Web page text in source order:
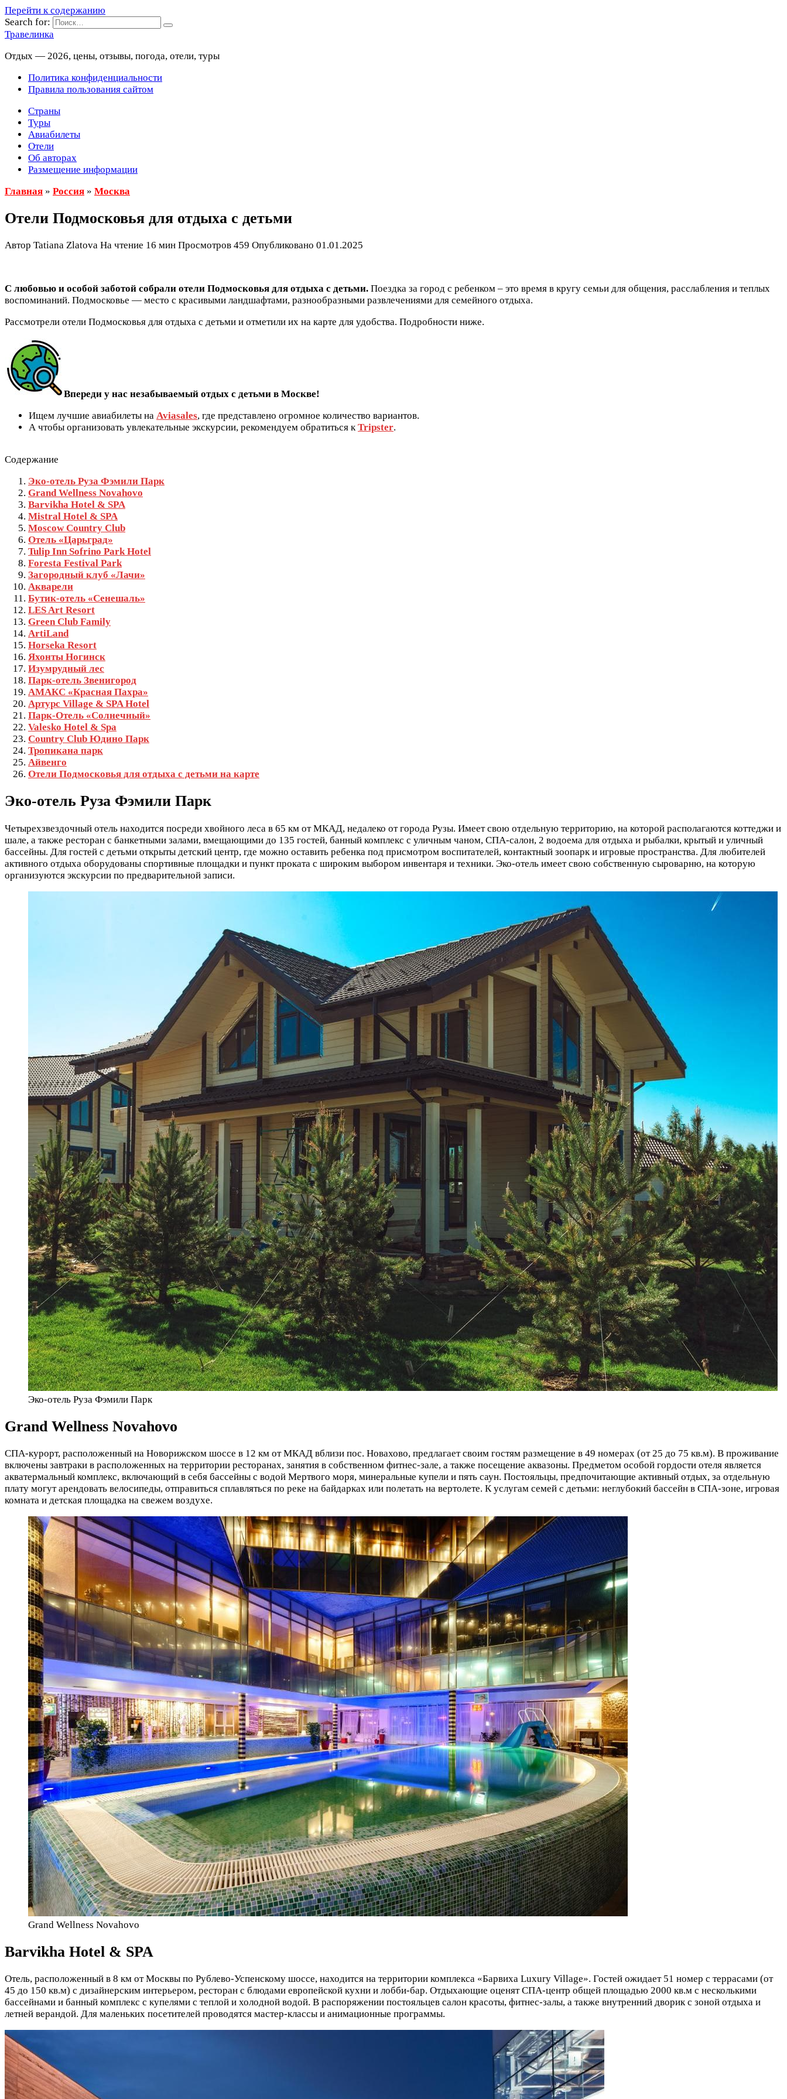
Перейти к содержанию
Search for:
Травелинка
Отдых — 2026, цены, отзывы, погода, отели, туры
Политика конфиденциальности
Правила пользования сайтом
Страны
Туры
Авиабилеты
Отели
Об авторах
Размещение информации
Главная » Россия » Москва
Отели Подмосковья для отдыха с детьми
Автор Tatiana Zlatova На чтение 16 мин Просмотров 459 Опубликовано 01.01.2025
С любовью и особой заботой собрали отели Подмосковья для отдыха с детьми. Поездка за город с ребенком – это время в кругу семьи для общения, расслабления и теплых
воспоминаний. Подмосковье — место с красивыми ландшафтами, разнообразными развлечениями для семейного отдыха.
Рассмотрели отели Подмосковья для отдыха с детьми и отметили их на карте для удобства. Подробности ниже.
Впереди у нас незабываемый отдых с детьми в Москве!
Ищем лучшие авиабилеты на Aviasales, где представлено огромное количество вариантов.
А чтобы организовать увлекательные экскурсии, рекомендуем обратиться кTripster.
Содержание
Эко-отель Руза Фэмили Парк
Grand Wellness Novahovo
Barvikha Hotel & SPA
Mistral Hotel & SPA
Moscow Country Club
Отель «Царьград»
Tulip Inn Sofrino Park Hotel
Foresta Festival Park
Загородный клуб «Лачи»
Акварели
Бутик-отель «Сенешаль»
LES Art Resort
Green Club Family
ArtiLand
Horseka Resort
Яхонты Ногинск
Изумрудный лес
Парк-отель Звенигород
АМАКС «Красная Пахра»
Артурс Village & SPA Hotel
Парк-Отель «Солнечный»
Valesko Hotel & Spa
Country Club Юдино Парк
Тропикана парк
Айвенго
Отели Подмосковья для отдыха с детьми на карте
Эко-отель Руза Фэмили Парк
Четырехзвездочный отель находится посреди хвойного леса в 65 км от МКАД, недалеко от города Рузы. Имеет свою отдельную территорию, на которой располагаются коттеджи и
шале, а также ресторан с банкетными залами, вмещающими до 135 гостей, банный комплекс с уличным чаном, СПА-салон, 2 водоема для отдыха и рыбалки, крытый и уличный
бассейны. Для гостей с детьми открыты детский центр, где можно оставить ребенка под присмотром воспитателей, контактный зоопарк и игровые пространства. Для любителей
активного отдыха оборудованы спортивные площадки и пункт проката с широким выбором инвентаря и техники. Эко-отель имеет свою собственную сыроварню, на которую
организуются экскурсии по предварительной записи.
Эко-отель Руза Фэмили Парк
Grand Wellness Novahovo
СПА-курорт, расположенный на Новорижском шоссе в 12 км от МКАД вблизи пос. Новахово, предлагает своим гостям размещение в 49 номерах (от 25 до 75 кв.м). В проживание
включены завтраки в расположенных на территории ресторанах, занятия в собственном фитнес-зале, а также посещение аквазоны. Предметом особой гордости отеля является
акватермальный комплекс, включающий в себя бассейны с водой Мертвого моря, минеральные купели и пять саун. Постояльцы, предпочитающие активный отдых, за отдельную
плату могут арендовать велосипеды, отправиться сплавляться по реке на байдарках или полетать на вертолете. К услугам семей с детьми: неглубокий бассейн в СПА-зоне, игровая
комната и детская площадка на свежем воздухе.
Grand Wellness Novahovo
Barvikha Hotel & SPA
Отель, расположенный в 8 км от Москвы по Рублево-Успенскому шоссе, находится на территории комплекса «Барвиха Luxury Village». Гостей ожидает 51 номер с террасами (от
45 до 150 кв.м) с дизайнерским интерьером, ресторан с блюдами европейской кухни и лобби-бар. Отдыхающие оценят СПА-центр общей площадью 2000 кв.м с несколькими
бассейнами и банный комплекс с купелями с теплой и холодной водой. В распоряжении постояльцев салон красоты, фитнес-залы, а также внутренний дворик с зоной отдыха и
летней верандой. Для маленьких посетителей проводятся мастер-классы и анимационные программы.